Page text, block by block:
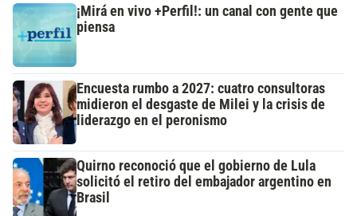
¡Mirá en vivo +Perfil!: un canal con gente que
piensa
Encuesta rumbo a 2027: cuatro consultoras
midieron el desgaste de Milei y la crisis de
liderazgo en el peronismo
Quirno reconoció que el gobierno de Lula
solicitó el retiro del embajador argentino en
Brasil